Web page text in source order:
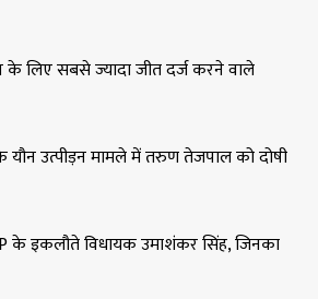
के लिए सबसे ज्यादा जीत दर्ज करने वाले
यौन उत्पीड़न मामले में तरुण तेजपाल को दोषी
के इकलौते विधायक उमाशंकर सिंह, जिनका